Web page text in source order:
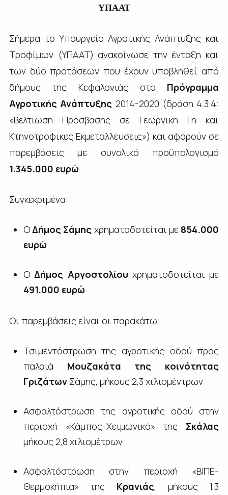
ΥΠΑΑΤ
Σήμερα το Υπουργείο Αγροτικής Ανάπτυξης και
Τροφίμων (ΥΠΑΑΤ) ανακοίνωσε την ένταξη και
των δύο προτάσεων που έχουν υποβληθεί από
δήμους της Κεφαλονιάς στο Πρόγραμμα
Αγροτικής Ανάπτυξης 2014-2020 (δράση 4.3.4:
«Βελτιωση Προσβασης σε Γεωργικη Γη και
Κτηνοτροφικες Εκμεταλλευσεις») και αφορούν σε
παρεμβάσεις με συνολικό προϋπολογισμό
1.345.000 ευρώ.
Συγκεκριμένα:
ΟΔήμος Σάμης χρηματοδοτείται με 854.000
ευρώ
ΟΔήμος Αργοστολίου χρηματοδοτείται με
491.000 ευρώ
Οι παρεμβάσεις είναι οι παρακάτω:
Τσιμεντόστρωση της αγροτικής οδού προς
παλαιά Μουζακάτα της κοινότητας
ΓριζάτωνΣάμης, μήκους 2,3 χιλιομέντρων
Ασφαλτόστρωση της αγροτικής οδού στην
περιοχή «Κάμπος-Χειμωνικό» της Σκάλας
μήκους 2,8 χιλιομέτρων
Ασφαλτόστρωση στην περιοχή «ΒΙΠΕ-
Θερμοκήπια» της Κρανιάς, μήκους 1,3